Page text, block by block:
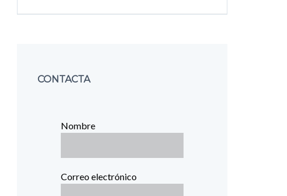
CONTACTA
Nombre
Correo electrónico